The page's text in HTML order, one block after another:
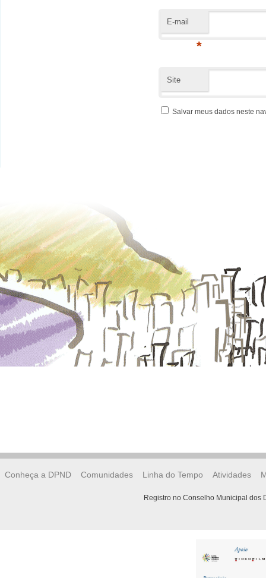
E-mail
*
Site
Salvar meus dados neste
Conheça a DPND Comunidades Linha do Tempo Atividades
Registro no Conselho Municipal dos